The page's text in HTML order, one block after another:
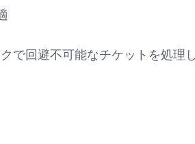
で回避不可能なチケットを処理